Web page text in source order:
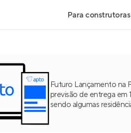
Para construtoras
Geração de
Futuro Lançamento na
previsão de entrega em
sendo algumas